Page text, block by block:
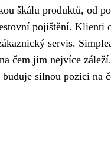
škálu produktů, od
pojištění.
servis.
čem jim nejvíce
silnou pozici na